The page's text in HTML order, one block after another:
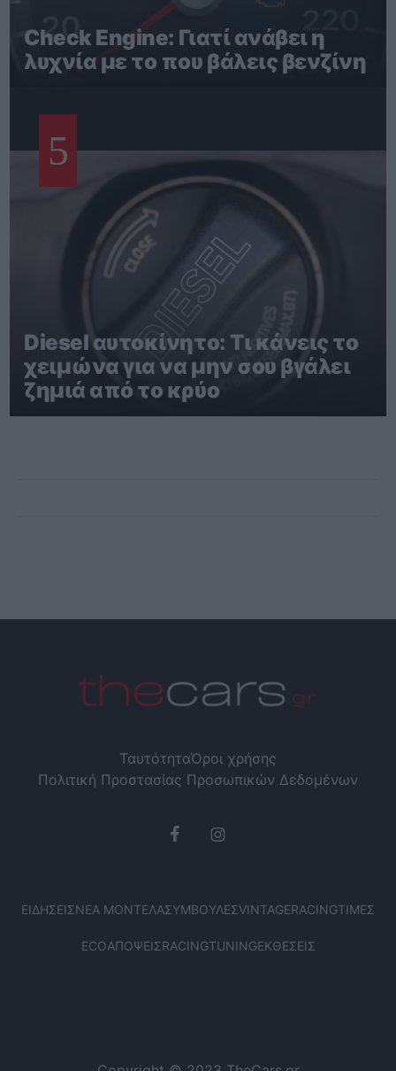
Check Engine: Γιατί ανάβει η
λυχνία με το που βάλεις βενζίνη
5
Diesel αυτοκίνητο: Τι κάνεις το
χειμώνα για να μην σου βγάλει
ζημιά από το κρύο
ΤαυτότηταΌροι χρήσης
Πολιτική Προστασίας Προσωπικών Δεδομένων
ΕΙΔΉΣΕΙΣΝΈΑ ΜΟΝΤΈΛΑΣΥΜΒΟΥΛΈΣVINTAGERACINGΤΙΜΈΣ
ECOΑΠΌΨΕΙΣRACINGTUNINGΕΚΘΈΣΕΙΣ